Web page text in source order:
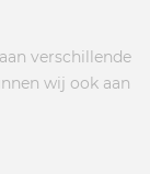
verschillende
wij ook aan